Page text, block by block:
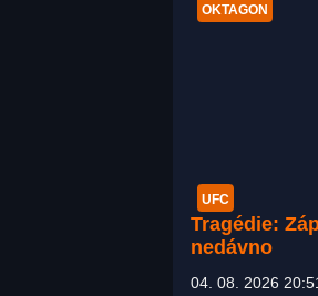
OKTAGON
UFC
Tragédie:
nedávno
04. 08. 2026